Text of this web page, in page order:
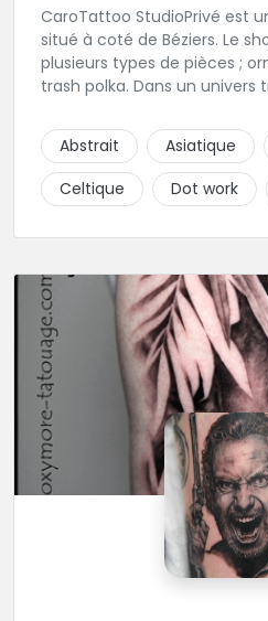
CaroTattoo StudioPrivé est
situé à coté de Béziers. Le
plusieurs types de pièces ;
trash polka. Dans un
tatouage. N'hésitez pas,
serez que ravi !!
Abstrait Asiatique
Celtique
Dot work